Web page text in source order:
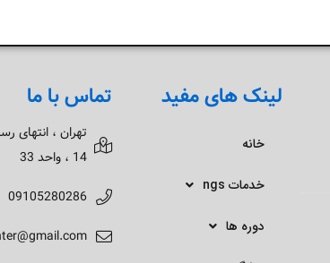
لینک های مفید
خانه
خدمات ngs
دوره ها
تماس با ما
تهران ، انتهای
14 ، واحد 33
09105280286